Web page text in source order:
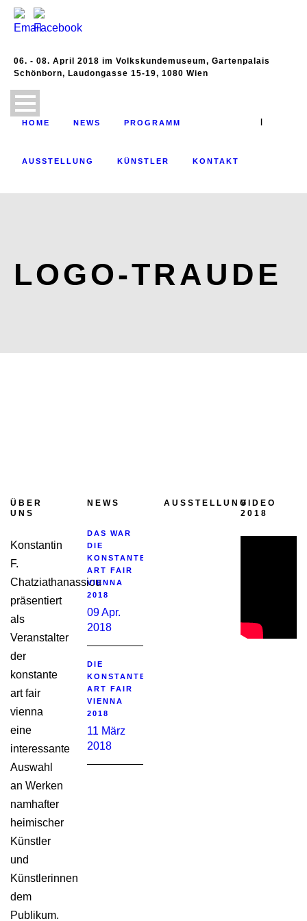
06. - 08. April 2018 im Volkskundemuseum, Gartenpalais
Schönborn, Laudongasse 15-19, 1080 Wien
HOME NEWS PROGRAMM
AUSSTELLUNG KÜNSTLER KONTAKT
|
LOGO-TRAUDE
ÜBER
UNS
Konstantin
F.
Chatziathanassiou
präsentiert
als
Veranstalter
der
konstante
art fair
vienna
eine
interessante
Auswahl
an Werken
namhafter
heimischer
Künstler
und
Künstlerinnen
dem
Publikum.
NEWS
DAS WAR
DIE
KONSTANTE
ART FAIR
VIENNA
2018
09 Apr.
2018
DIE
KONSTANTE
ART FAIR
VIENNA
2018
11 März
2018
AUSSTELLUNGVIDEO
2018